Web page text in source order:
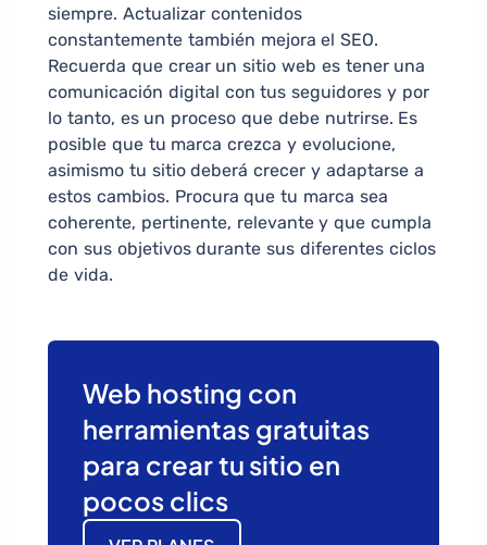
siempre. Actualizar contenidos
constantemente también mejora el SEO.
Recuerda que crear un sitio web es tener una
comunicación digital con tus seguidores y por
lo tanto, es un proceso que debe nutrirse. Es
posible que tu marca crezca y evolucione,
asimismo tu sitio deberá crecer y adaptarse a
estos cambios. Procura que tu marca sea
coherente, pertinente, relevante y que cumpla
con sus objetivos durante sus diferentes ciclos
de vida.
Web hosting con
herramientas gratuitas
para crear tu sitio en
pocos clics